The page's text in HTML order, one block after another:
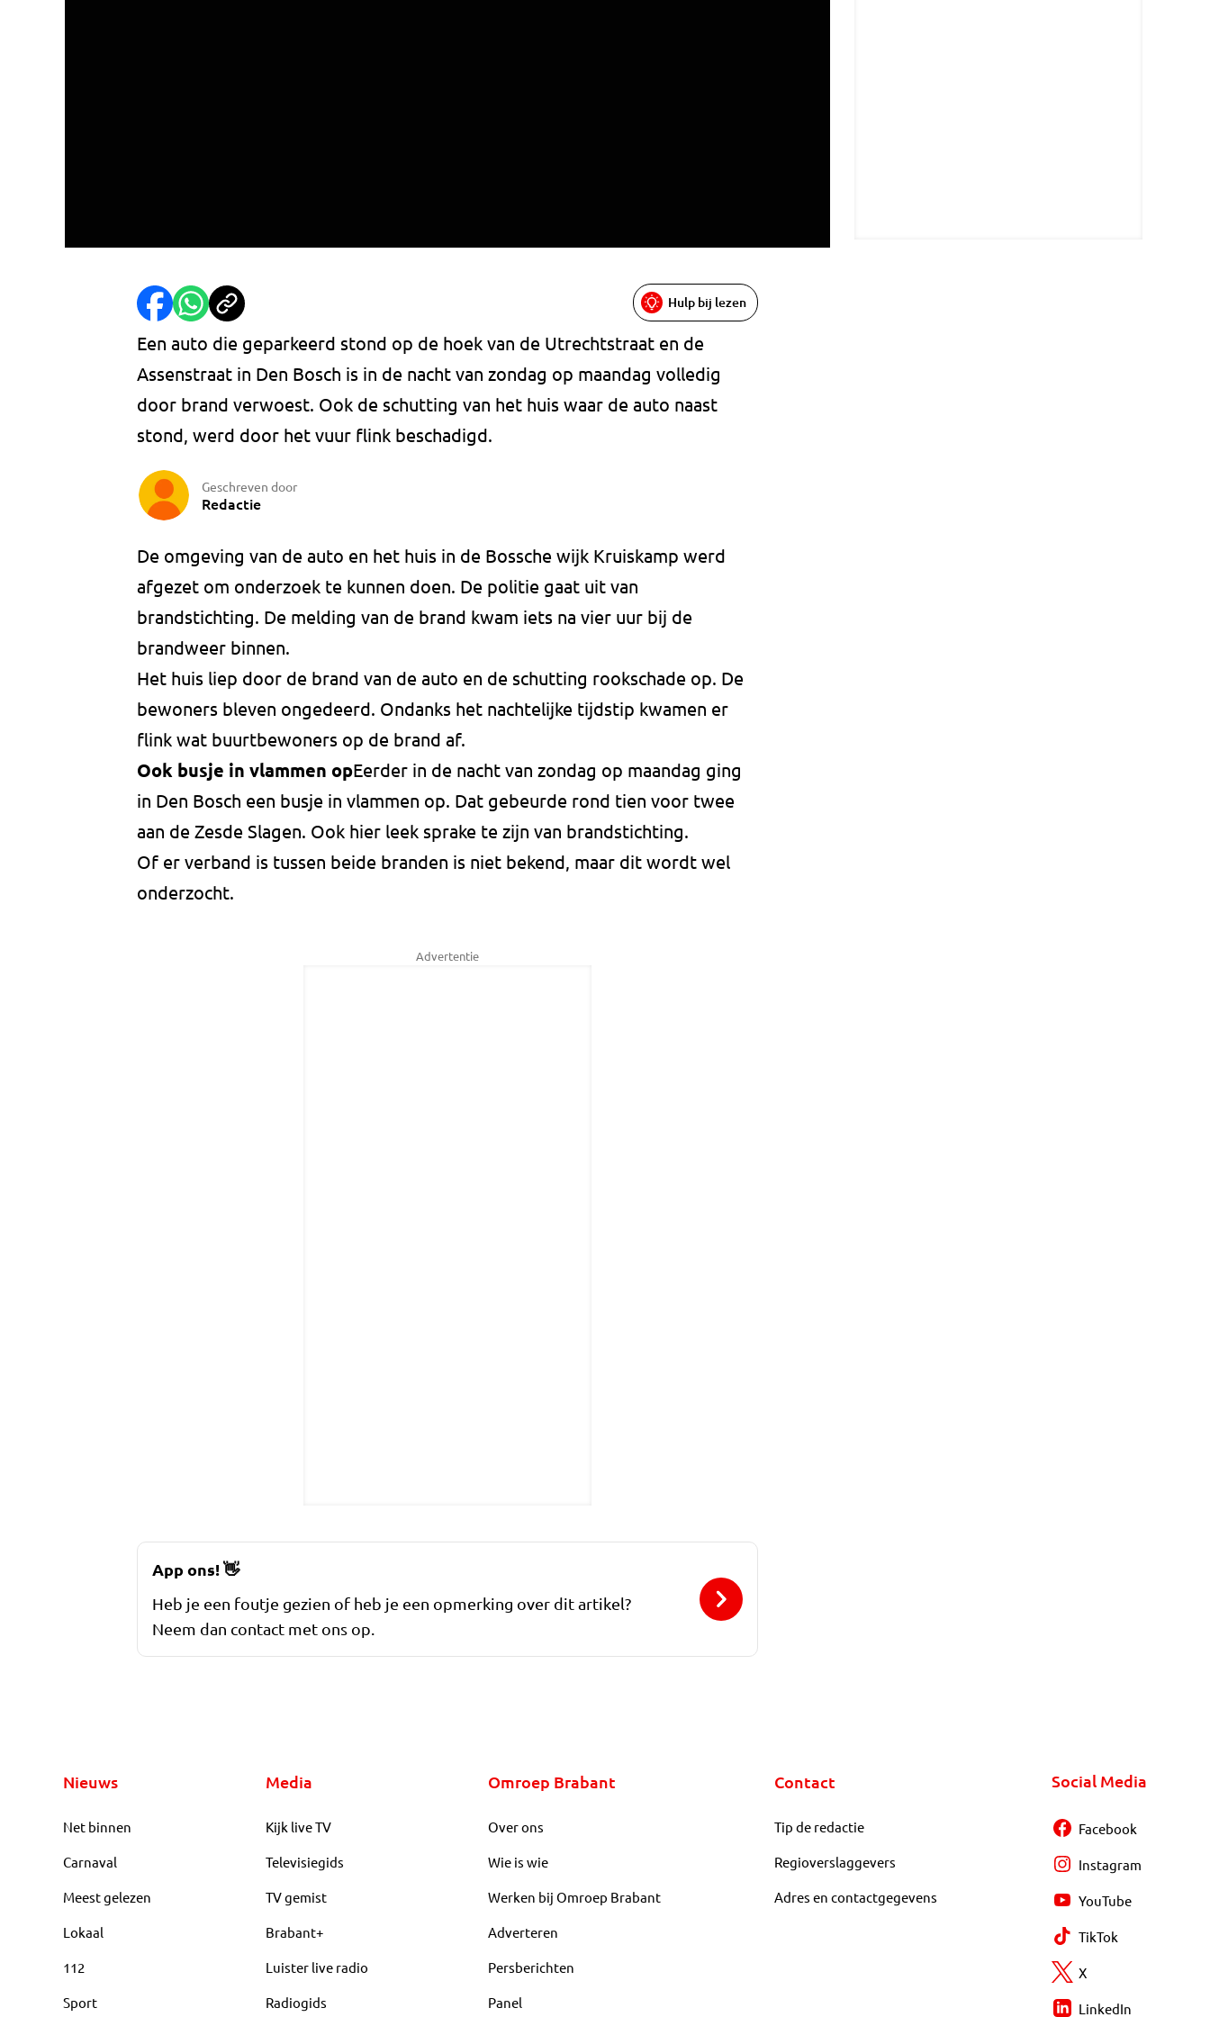
Hulp bij lezen
Een auto die geparkeerd stond op de hoek van de Utrechtstraat en de
Assenstraat in Den Bosch is in de nacht van zondag op maandag volledig
door brand verwoest. Ook de schutting van het huis waar de auto naast
stond, werd door het vuur flink beschadigd.
Geschreven door
Redactie
De omgeving van de auto en het huis in de Bossche wijk Kruiskamp werd
afgezet om onderzoek te kunnen doen. De politie gaat uit van
brandstichting. De melding van de brand kwam iets na vier uur bij de
brandweer binnen.
Het huis liep door de brand van de auto en de schutting rookschade op. De
bewoners bleven ongedeerd. Ondanks het nachtelijke tijdstip kwamen er
flink wat buurtbewoners op de brand af.
Ook busje in vlammen opEerder in de nacht van zondag op maandag ging
in Den Bosch een busje in vlammen op. Dat gebeurde rond tien voor twee
aan de Zesde Slagen. Ook hier leek sprake te zijn van brandstichting.
Of er verband is tussen beide branden is niet bekend, maar dit wordt wel
onderzocht.
Advertentie
App ons!👋
Heb je een foutje gezien of heb je een opmerking over dit artikel?
Neem dan contact met ons op.
Nieuws
Net binnen
Carnaval
Meest gelezen
Lokaal
112
Sport
Media
Kijk live TV
Televisiegids
TV gemist
Brabant+
Luister live radio
Radiogids
Omroep Brabant
Over ons
Wie is wie
Werken bij Omroep Brabant
Adverteren
Persberichten
Panel
Contact
Tip de redactie
Regioverslaggevers
Adres en contactgegevens
Social Media
Facebook
Instagram
YouTube
TikTok
X
LinkedIn